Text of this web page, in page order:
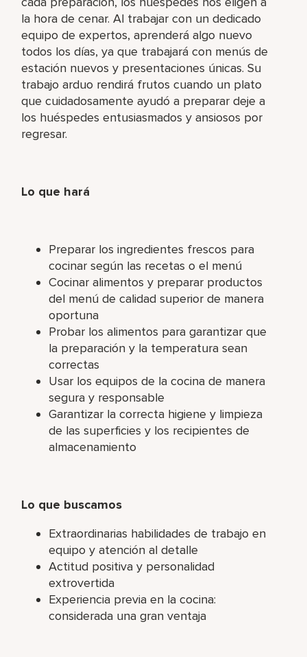
la hora de cenar. Al trabajar con un dedicado
equipo de expertos, aprenderá algo nuevo
todos los días, ya que trabajará con menús de
estación nuevos y presentaciones únicas. Su
trabajo arduo rendirá frutos cuando un plato
que cuidadosamente ayudó a preparar deje a
los huéspedes entusiasmados y ansiosos por
regresar.
Lo que hará
Preparar los ingredientes frescos para
cocinar según las recetas o el menú
Cocinar alimentos y preparar productos
del menú de calidad superior de manera
oportuna
Probar los alimentos para garantizar que
la preparación y la temperatura sean
correctas
Usar los equipos de la cocina de manera
segura y responsable
Garantizar la correcta higiene y limpieza
de las superficies y los recipientes de
almacenamiento
Lo que buscamos
Extraordinarias habilidades de trabajo en
equipo y atención al detalle
Actitud positiva y personalidad
extrovertida
Experiencia previa en la cocina:
considerada una gran ventaja